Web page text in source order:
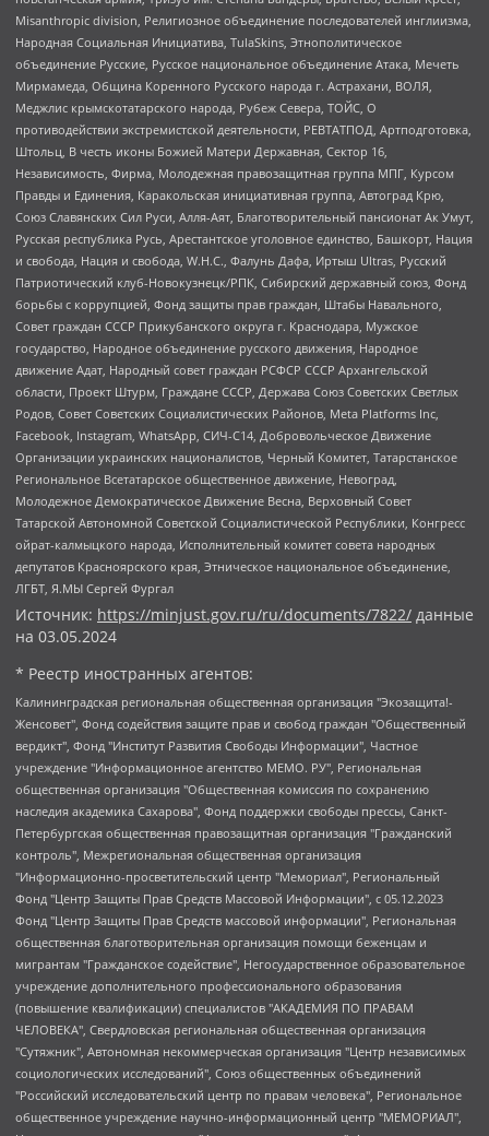
Misanthropic division, Религиозное объединение последователей инглиизма,
Народная Социальная Инициатива, TulaSkins, Этнополитическое
объединение Русские, Русское национальное объединение Атака, Мечеть
Мирмамеда, Община Коренного Русского народа г. Астрахани, ВОЛЯ,
Меджлис крымскотатарского народа, Рубеж Севера, ТОЙС, О
противодействии экстремистской деятельности, РЕВТАТПОД, Артподготовка,
Штольц, В честь иконы Божией Матери Державная, Сектор 16,
Независимость, Фирма, Молодежная правозащитная группа МПГ, Курсом
Правды и Единения, Каракольская инициативная группа, Автоград Крю,
Союз Славянских Сил Руси, Алля-Аят, Благотворительный пансионат Ак Умут,
Русская республика Русь, Арестантское уголовное единство, Башкорт, Нация
и свобода, Нация и свобода, W.H.С., Фалунь Дафа, Иртыш Ultras, Русский
Патриотический клуб-Новокузнецк/РПК, Сибирский державный союз, Фонд
борьбы с коррупцией, Фонд защиты прав граждан, Штабы Навального,
Совет граждан СССР Прикубанского округа г. Краснодара, Мужское
государство, Народное объединение русского движения, Народное
движение Адат, Народный совет граждан РСФСР СССР Архангельской
области, Проект Штурм, Граждане СССР, Держава Союз Советских Светлых
Родов, Совет Советских Социалистических Районов, Meta Platforms Inc,
Facebook, Instagram, WhatsApp, СИЧ-С14, Добровольческое Движение
Организации украинских националистов, Черный Комитет, Татарстанское
Региональное Всетатарское общественное движение, Невоград,
Молодежное Демократическое Движение Весна, Верховный Совет
Татарской Автономной Советской Социалистической Республики, Конгресс
ойрат-калмыцкого народа, Исполнительный комитет совета народных
депутатов Красноярского края, Этническое национальное объединение,
ЛГБТ, Я.МЫ Сергей Фургал
Источник: https://minjust.gov.ru/ru/documents/7822/ данные
на 03.05.2024
* Реестр иностранных агентов:
Калининградская региональная общественная организация "Экозащита!-Женсовет", Фонд содействия защите прав и свобод граждан "Общественный вердикт", Фонд "Институт Развития Свободы Информации", Частное учреждение "Информационное агентство МЕМО. РУ", Региональная общественная организация "Общественная комиссия по сохранению наследия академика Сахарова", Фонд поддержки свободы прессы, Санкт-Петербургская общественная правозащитная организация "Гражданский контроль", Межрегиональная общественная организация "Информационно-просветительский центр "Мемориал", Региональный Фонд "Центр Защиты Прав Средств Массовой Информации", с 05.12.2023 Фонд "Центр Защиты Прав Средств массовой информации", Региональная общественная благотворительная организация помощи беженцам и мигрантам "Гражданское содействие", Негосударственное образовательное учреждение дополнительного профессионального образования (повышение квалификации) специалистов "АКАДЕМИЯ ПО ПРАВАМ ЧЕЛОВЕКА", Свердловская региональная общественная организация "Сутяжник", Автономная некоммерческая организация "Центр независимых социологических исследований", Союз общественных объединений "Российский исследовательский центр по правам человека", Региональное общественное учреждение научно-информационный центр "МЕМОРИАЛ", Некоммерческая организация "Фонд защиты гласности", Автономная некоммерческая организация "Институт прав человека", Городская общественная организация "Екатеринбургское общество "МЕМОРИАЛ", Городская общественная организация "Рязанское историко-просветительское и правозащитное общество "Мемориал" (Рязанский Мемориал), Челябинский региональный орган общественной самодеятельности – женское общественное объединение "Женщины Евразии", Челябинский региональный орган общественной самодеятельности "Уральская правозащитная группа", Фонд содействия защите здоровья и социальной справедливости имени Андрея Рылькова, Автономная Некоммерческая Организация "Аналитический Центр Юрия Левады", Автономная некоммерческая организация социальной поддержки населения "Проект Апрель", Региональная общественная организация помощи женщинам и детям, находящимся в кризисной ситуации "Информационно-методический центр "Анна", Фонд содействия развитию массовых коммуникаций и правовому просвещению "Так-так-Так", Фонд содействия устойчивому развитию "Серебряная тайга", Свердловский региональный общественный фонд социальных проектов "Новое время", "Idel.Реалии", Кавказ.Реалии, Крым.Реалии, Телеканал Настоящее Время, Татаро-башкирская служба Радио Свобода (Azatliq Radiosi), Радио Свободная Европа/Радио Свобода (PCE/PC), "Сибирь.Реалии", "Фактограф", Благотворительный фонд помощи осужденным и их семьям, Автономная некоммерческая организация "Институт глобализации и социальных движений", Фонд "В защиту прав заключенных", Частное учреждение "Центр поддержки и содействия развитию средств массовой информации", Пензенский региональный общественный благотворительный фонд "Гражданский союз", "Север.Реалии", Некоммерческая организация Фонд "Правовая инициатива", Общество с ограниченной ответственностью "Радио Свободная Европа/Радио Свобода", Чешское информационное агентство "MEDIUM-ORIENT", Красноярская региональная общественная организация "Мы против СПИДа", Камалягин Денис Николаевич, Маркелов Сергей Евгеньевич, Пономарев Лев Александрович, Савицкая Людмила Алексеевна, Автономная некоммерческая организация "Центр по работе с проблемой насилия "НАСИЛИЮ.НЕТ", Межрегиональный профессиональный союз работников здравоохранения "Альянс врачей", Юридическое лицо, зарегистрированное в Латвийской Республике, SIA "Medusa Project" (регистрационный номер 40103797863, дата регистрации 10.06.2014), Некоммерческая организация "Фонд по борьбе с коррупцией", Автономная некоммерческая организация "Институт права и публичной политики", Баданин Роман Сергеевич, Гликин Максим Александрович, Железнова Мария Михайловна, Лукьянова Юлия Сергеевна, Маетная Елизавета Витальевна, Маняхин Петр Борисович, Чуракова Ольга Владимировна, Ярош Юлия Петровна, Юридическое лицо "The Insider SIA", зарегистрированное в Риге, Латвийская Республика (дата регистрации 26.06.2015), являющееся администратором доменного имени интернет-издания "The Insider SIA", https://theins.ru, Постернак Алексей Евгеньевич, Рубин Михаил Аркадьевич, Анин Роман Александрович, Юридическое лицо Istories fonds, зарегистрированное в Латвийской Республике (регистрационный номер 50008295751, дата регистрации 24.02.2020), Великовский Дмитрий Александрович, Долинина Ирина Николаевна, Мароховская Алеся Алексеевна, Шлейнов Роман Юрьевич, Шмагун Олеся Валентиновна, Общество с ограниченной ответственностью "Альтаир 2021", Общество с ограниченной ответственностью "Вега 2021", Общество с ограниченной ответственностью "Главный редактор 2021", Общество с ограниченной ответственностью "Ромашки монолит", Важенков Артем Валерьевич, Ивановская областная общественная организация "Центр гендерных исследований", Гурман Юрий Альбертович, Медиапроект "ОВД-Инфо", Егоров Владимир Владимирович, Жилинский Владимир Александрович, Общество с ограниченной ответственностью "ЗП", Иванова София Юрьевна, Карезина Инна Павловна, Кильтау Екатерина Викторовна, Петров Алексей Викторович, Пискунов Сергей Евгеньевич, Смирнов Сергей Сергеевич, Тихонов Михаил Сергеевич, Общество с ограниченной ответственностью "ЖУРНАЛИСТ-ИНОСТРАННЫЙ АГЕНТ", Арапова Галина Юрьевна, Вольтская Татьяна Анатольевна, Американская компания "Mason G.E.S. Anonymous Foundation" (США), являющаяся владельцем интернет-издания https://mnews.world/, Компания "Stichting Bellingcat", зарегистрированная в Нидерландах (дата регистрации 11.07.2018), Захаров Андрей Вячеславович, Клепиковская Екатерина Дмитриевна, Общество с ограниченной ответственностью "МЕМО", Перл Роман Александрович, Симонов Евгений Алексеевич, Соловьева Елена Анатольевна, Сотников Даниил Владимирович, Сурначева Елизавета Дмитриевна, Автономная некоммерческая организация по защите прав человека и информированию населения "Якутия – Наше Мнение", Общество с ограниченной ответственностью "Москоу диджитал медиа", с 26.01.2023 Общество с ограниченной ответственностью "Чайка Белые сады", Ветошкина Валерия Валерьевна, Заговора Максим Александрович, Межрегиональное общественное движение "Российская ЛГБТ - сеть", Оленичев Максим Владимирович, Павлов Иван Юрьевич, Скворцова Елена Сергеевна, Общество с ограниченной ответственностью "Как бы инагент", Кочетков Игорь Викторович, Общество с ограниченной ответственностью "Честные выборы", Еланчик Олег Александрович, Общество с ограниченной ответственностью "Нобелевский призыв", Гималова Регина Эмилевна, Григорьев Андрей Валерьевич, Григорьева Алина Александровна, Ассоциация по содействию защите прав призывников, альтернативнослужащих и военнослужащих "Правозащитная группа "Гражданин.Армия.Право", Хисамова Регина Фаритовна, Автономная некоммерческая организация по реализации социально-правовых программ "Лилит", Дальневосточное общественное движение "Маяк", Санкт-Петербургская ЛГБТ-инициативная группа "Выход", Инициативная группа ЛГБТ+ "Реверс", Алексеев Андрей Викторович, Бекбулатова Таисия Львовна, Беляев Иван Михайлович, Владыкина Елена Сергеевна, Гельман Марат Александрович, Никульшина Вероника Юрьевна, Толоконникова Надежда Андреевна, Шендерович Виктор Анатольевич, Общество с ограниченной ответственностью "Данное сообщение", Общество с ограниченной ответственностью Издательский дом "Новая глава", Айнбиндер Александра Александровна, Московский комьюнити-центр для ЛГБТ+инициатив, Благотворительный фонд развития филантропии, Deutsche Welle (Германия, Kurt-Schumacher-Strasse 3, 53113 Bonn), Борзунова Мария Михайловна, Воробьев Виктор Викторович, Голубева Анна Львовна, Константинова Алла Михайловна, Малкова Ирина Владимировна, Мурадов Мурад Абдулгалимович, Осетинская Елизавета Николаевна, Понасенков Евгений Николаевич, Ганапольский Матвей Юрьевич, Киселев Евгений Алексеевич, Борухович Ирина Григорьевна, Дремин Иван Тимофеевич, Дубровский Дмитрий Викторович, Красноярская региональная общественная организация поддержки и развития альтернативных образовательных технологий и межкультурных коммуникаций "ИНТЕРРА", Маяковская Екатерина Алексеевна, Фейгин Марк Захарович, Филимонов Андрей Викторович, Дзугкоева Регина Николаевна, Доброхотов Роман Александрович, Дудь Юрий Александрович, Елкин Сергей Владимирович, Кругликов Кирилл Игоревич, Сабунаева Мария Леонидовна, Семенов Алексей Владимирович, Шаинян Карен Багратович, Шульман Екатерина Михайловна, Асафьев Артур Валерьевич, Вахштайн Виктор Семенович, Венедиктов Алексей Алексеевич, Лушникова Екатерина Евгеньевна, Волков Леонид Михайлович, Невзоров Александр Глебович, Пархоменко Сергей Борисович, Сироткин Ярослав Николаевич, Кара-Мурза Владимир Владимирович, Баранова Наталья Владимировна, Гозман Леонид Яковлевич, Кагарлицкий Борис Юльевич, Климарев Михаил Валерьевич, Милов Владимир Станиславович, Автономная некоммерческая организация Краснодарский центр современного искусства "Типография", Моргенштерн Алишер Тагирович, Соболь Любовь Эдуардовна, Общество с ограниченной ответственностью "ЛИЗА НОРМ", Каспаров Гарри Кимович, Ходорковский Михаил Борисович, Общество с ограниченной ответственностью "Апрельские тезисы", Данилович Ирина Брониславовна, Кашин Олег Владимирович, Петров Николай Владимирович, Пивоваров Алексей Владимирович, Соколов Михаил Владимирович, Цветкова Юлия Владимировна, Чичваркин Евгений Александрович, Комитет против пыток/Команда против пыток, Общество с ограниченной ответственностью "Первый научный", Общество с ограниченной ответственностью "Вертолет и ко", Белоцерковская Вероника Борисовна, Кац Максим Евгеньевич, Лазарева Татьяна Юрьевна, Шаведдинов Руслан Табризович, Яшин Илья Валерьевич, Общество с ограниченной ответственностью "Иноагент ААВ", Алешковский Дмитрий Петрович, Альбац Евгения Марковна, Быков Дмитрий Львович, Галямина Юлия Евгеньевна, Лойко Сергей Леонидович, Мартынов Кирилл Константинович, Медведев Сергей Александрович, Крашенинников Федор Геннадиевич, Гордеева Катерина Вл